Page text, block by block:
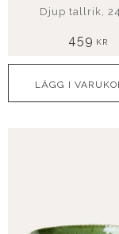
Djup tallrik,
459 KR